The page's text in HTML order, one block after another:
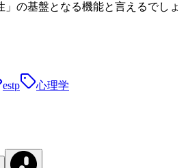
の基盤となる機能と言えるでしょ
estp 心理学